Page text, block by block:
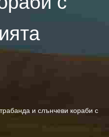
и слънчеви кораби с